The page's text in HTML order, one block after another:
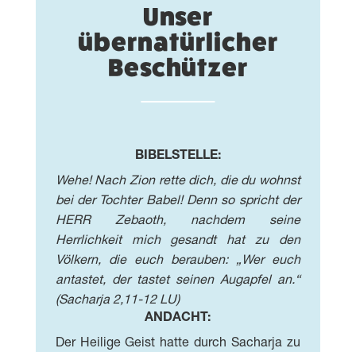
Unser
übernatürlicher
Beschützer
BIBELSTELLE:
Wehe! Nach Zion rette dich, die du wohnst
bei der Tochter Babel! Denn so spricht der
HERR Zebaoth, nachdem seine
Herrlichkeit mich gesandt hat zu den
Völkern, die euch berauben: „Wer euch
antastet, der tastet seinen Augapfel an.“
(Sacharja 2,11-12 LU)
ANDACHT:
Der Heilige Geist hatte durch Sacharja zu